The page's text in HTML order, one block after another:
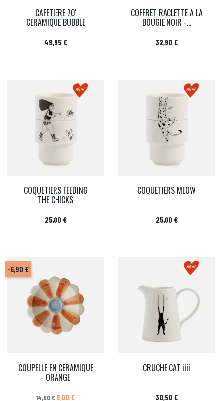
CAFETIERE 70'
CERAMIQUE BUBBLE
Prix
49,95 €
COFFRET RACLETTE A LA
BOUGIE NOIR -...
Prix
32,90 €
COQUETIERS FEEDING
THE CHICKS
Prix
25,00 €
COQUETIERS MEOW
Prix
25,00 €
COUPELLE EN CERAMIQUE
- ORANGE
Prix de base
14,90 € Prix
8,00 €
-6,90 €
CRUCHE CAT iiii
Prix
30,50 €